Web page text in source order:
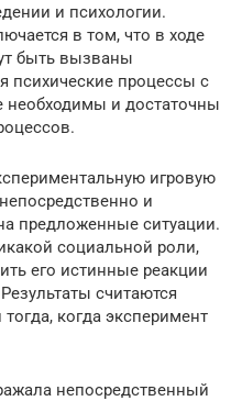
и психологии.
в том, что в ходе
быть вызваны
психические процессы с
необходимы и достаточны
игровую
и
предложенные ситуации.
социальной роли,
его истинные реакции
считаются
когда эксперимент
непосредственный